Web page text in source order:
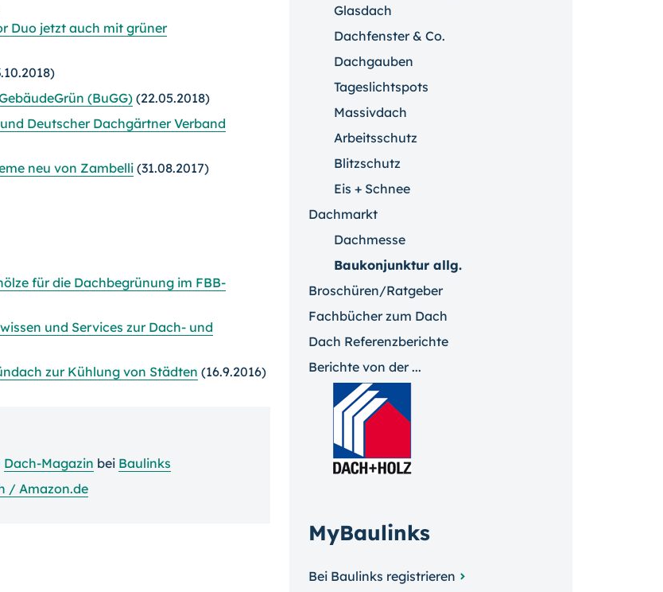
Duo jetzt auch mit grüner
(BuGG)(22.05.2018)
Deutscher Dachgärtner Verband
neu von Zambelli (31.08.2017)
für die Dachbegrünung im FBB-
und Services zur Dach- und
zur Kühlung von Städten (16.9.2016)
Dach-Magazin bei Baulinks
/ Amazon.de
Glasdach
Dachfenster & Co.
Dachgauben
Tageslichtspots
Massivdach
Arbeitsschutz
Blitzschutz
Eis + Schnee
Dachmarkt
Dachmesse
Baukonjunktur allg.
Broschüren/Ratgeber
Fachbücher zum Dach
Dach Referenzberichte
Berichte von der ...
MyBaulinks
Bei Baulinks registrieren